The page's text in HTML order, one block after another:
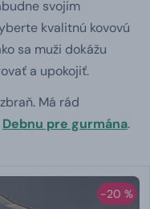
svojim
kvalitnú kovovú
sa muži dokážu
a upokojiť.
Má rád
Debnu pre gurmána.
-20 %